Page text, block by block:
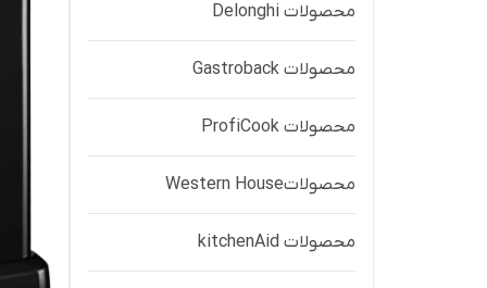
محصولات Delonghi
محصولات Gastroback
محصولات ProfiCook
محصولاتWestern House
محصولات kitchenAid